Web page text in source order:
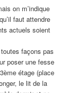
on m’indique
faut attendre
actuels soient
façons pas
poser une fesse
étage (place
le lit de la